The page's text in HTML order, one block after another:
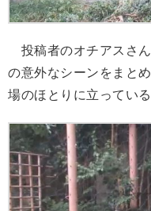
投稿者のオチアスさ
の意外なシーンをまと
場のほとりに立ってい